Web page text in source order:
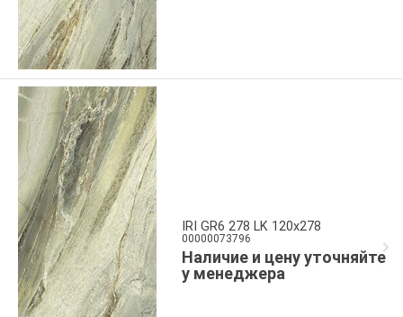
IRI GR6 278 LK 120x278
00000073796
Наличие и цену уточняйте
у менеджера